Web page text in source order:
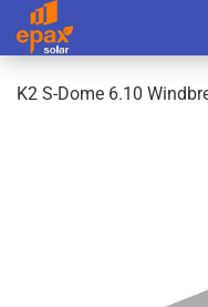
K2 S-​Dome 6.10